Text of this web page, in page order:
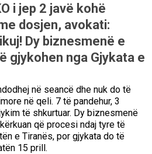
i jep 2 javë kohë
dosjen, avokati:
Dy biznesmenë e
gjykohen nga Gjykata e
në seancë dhe nuk do të
në qeli. 7 të pandehur, 3
të shkurtuar. Dy biznesmenë
që procesi ndaj tyre të
e Tiranës, por gjykata do të
15 prill.